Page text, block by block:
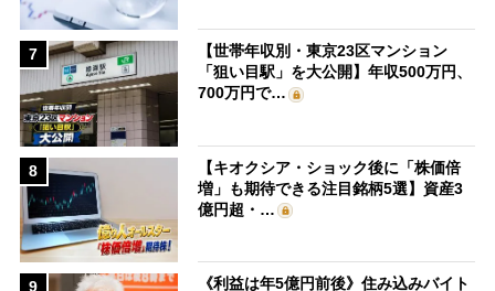
7
【世帯年収別・東京23区マンション
「狙い目駅」を大公開】年収500万円、
700万円で…
8
【キオクシア・ショック後に「株価倍
増」も期待できる注目銘柄5選】資産3
億円超・…
9
《利益は年5億円前後》住み込みバイト